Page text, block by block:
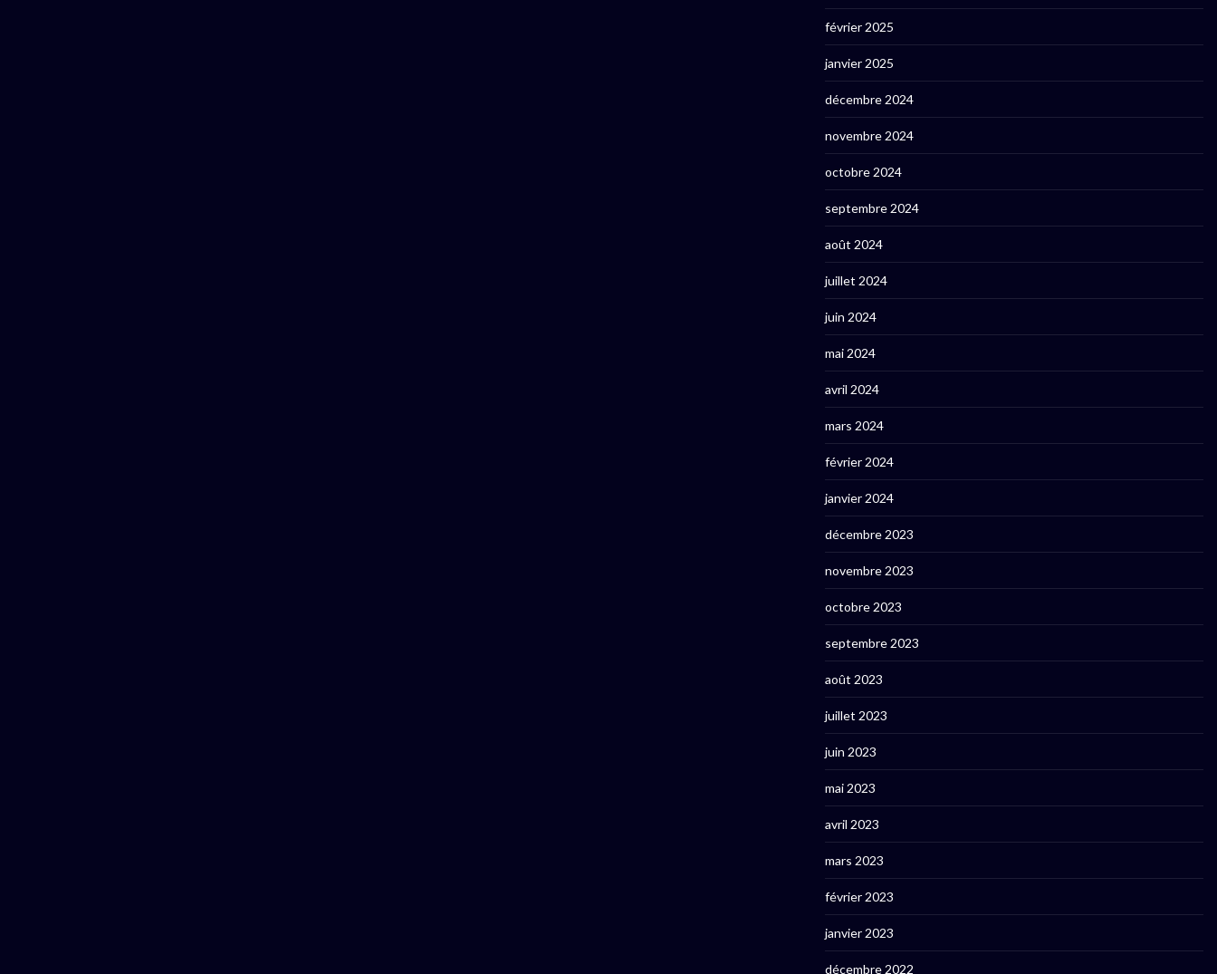
février 2025
janvier 2025
décembre 2024
novembre 2024
octobre 2024
septembre 2024
août 2024
juillet 2024
juin 2024
mai 2024
avril 2024
mars 2024
février 2024
janvier 2024
décembre 2023
novembre 2023
octobre 2023
septembre 2023
août 2023
juillet 2023
juin 2023
mai 2023
avril 2023
mars 2023
février 2023
janvier 2023
décembre 2022